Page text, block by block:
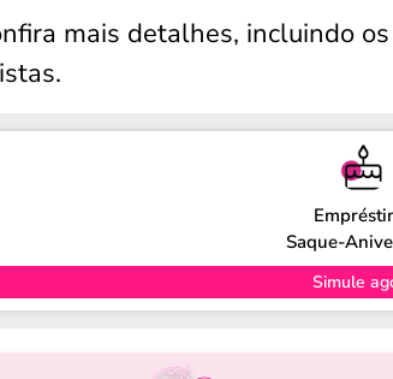
mais detalhes, incluindo
Saque-
Simule